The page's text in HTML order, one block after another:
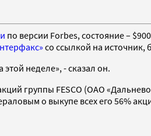
по версии Forbes, состояние –
со ссылкой на источник,
неделе», - сказал он.
группы FESCO (ОАО
о выкупе всех его 56%